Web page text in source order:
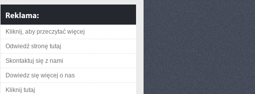
Kliknij, aby przeczytać więcej
Odwiedź stronę tutaj
Skontaktuj się z nami
Dowiedz się więcej o nas
Kliknij tutaj